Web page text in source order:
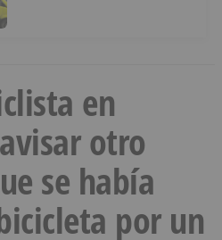
en
otro
se había
por un